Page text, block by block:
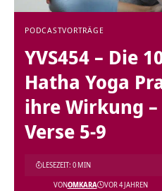
PODCASTVORTRÄGE
YVS454 – Die
Hatha Yoga
ihre Wirkung –
Verse 5-9
VONOMKARA VOR 4 JAHREN
LESEZEIT: 0 MIN